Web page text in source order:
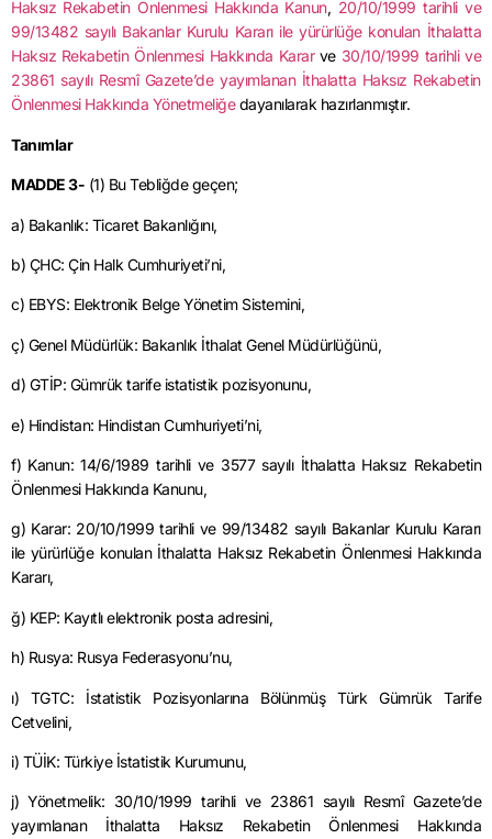
Haksız Rekabetin Önlenmesi Hakkında Kanun, 20/10/1999 tarihli ve
99/13482 sayılı Bakanlar Kurulu Kararı ile yürürlüğe konulan İthalatta
Haksız Rekabetin Önlenmesi Hakkında Kararve 30/10/1999 tarihli ve
23861 sayılı Resmî Gazete’de yayımlanan İthalatta Haksız Rekabetin
Önlenmesi Hakkında Yönetmeliğedayanılarak hazırlanmıştır.
Tanımlar
MADDE 3- (1) Bu Tebliğde geçen;
a) Bakanlık: Ticaret Bakanlığını,
b) ÇHC: Çin Halk Cumhuriyeti’ni,
c) EBYS: Elektronik Belge Yönetim Sistemini,
ç) Genel Müdürlük: Bakanlık İthalat Genel Müdürlüğünü,
d) GTİP: Gümrük tarife istatistik pozisyonunu,
e) Hindistan: Hindistan Cumhuriyeti’ni,
f) Kanun: 14/6/1989 tarihli ve 3577 sayılı İthalatta Haksız Rekabetin
Önlenmesi Hakkında Kanunu,
g) Karar: 20/10/1999 tarihli ve 99/13482 sayılı Bakanlar Kurulu Kararı
ile yürürlüğe konulan İthalatta Haksız Rekabetin Önlenmesi Hakkında
Kararı,
ğ) KEP: Kayıtlı elektronik posta adresini,
h) Rusya: Rusya Federasyonu’nu,
ı) TGTC: İstatistik Pozisyonlarına Bölünmüş Türk Gümrük Tarife
Cetvelini,
i) TÜİK: Türkiye İstatistik Kurumunu,
j) Yönetmelik: 30/10/1999 tarihli ve 23861 sayılı Resmî Gazete’de
yayımlanan İthalatta Haksız Rekabetin Önlenmesi Hakkında